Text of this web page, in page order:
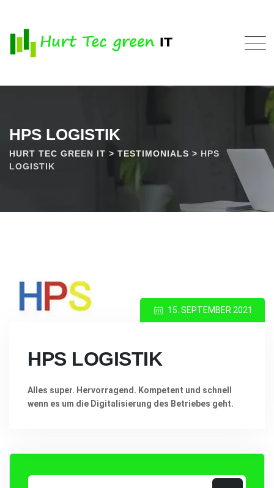
content
HPS LOGISTIK
HURT TEC GREEN IT > TESTIMONIALS > HPS
LOGISTIK
15. SEPTEMBER 2021
HPS LOGISTIK
Alles super. Hervorragend. Kompetent und schnell
wenn es um die Digitalisierung des Betriebes geht.